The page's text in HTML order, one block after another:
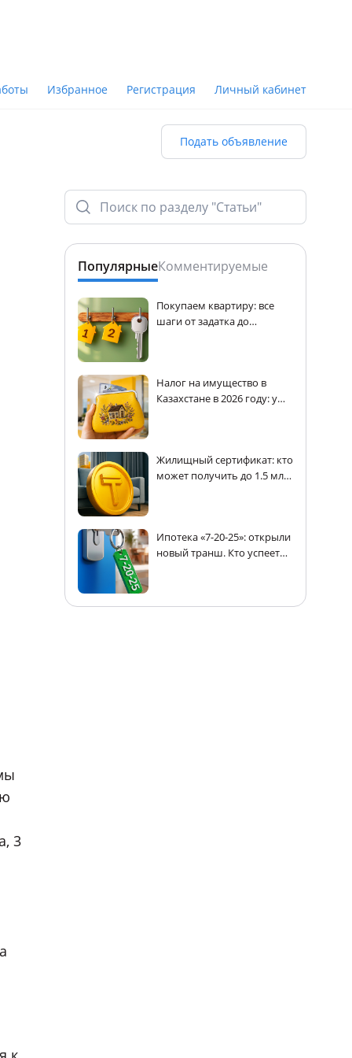
Избранное Регистрация Личный кабинет
Подать объявление
3
ПопулярныеКомментируемые
Покупаем квартиру: все
шаги от задатка до
Налог на имущество в
Казахстане в 2026 году: у
Жилищный сертификат: кто
может получить до 1.5 млн
Ипотека «7-20-25»: открыли
новый транш. Кто успеет